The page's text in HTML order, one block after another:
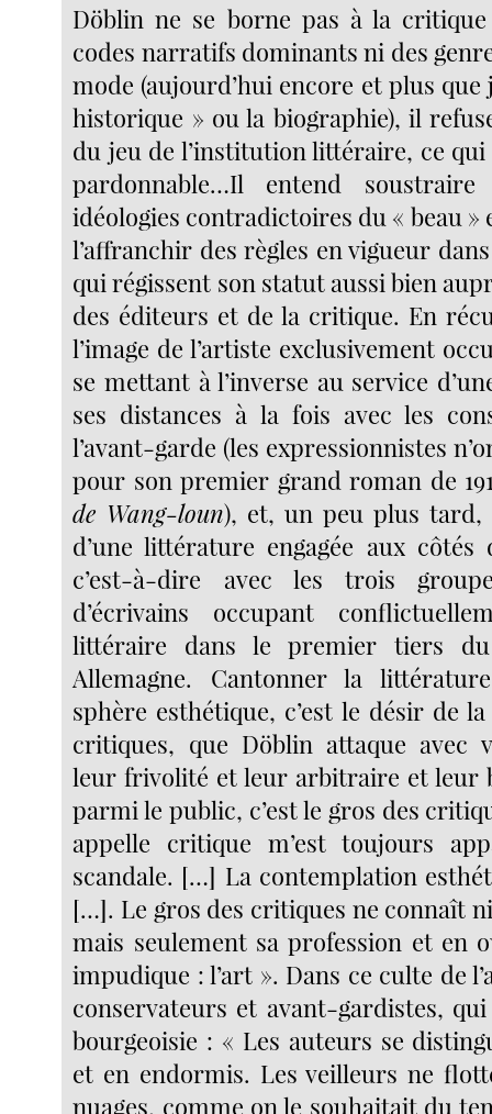
Döblin ne se borne pas à la critique
codes narratifs dominants ni des
mode (aujourd’hui encore et plus que
historique » ou la biographie), il
du jeu de l’institution littéraire, ce
pardonnable…Il entend
idéologies contradictoires du « beau »
l’affranchir des règles en vigueur
qui régissent son statut aussi bien
des éditeurs et de la critique. En
l’image de l’artiste exclusivement
se mettant à l’inverse au service
ses distances à la fois avec les
l’avant-garde (les expressionnistes
pour son premier grand roman de
de Wang-loun), et, un peu plus tard,
d’une littérature engagée aux
c’est-à-dire avec les trois
d’écrivains occupant
littéraire dans le premier tiers
Allemagne. Cantonner la
sphère esthétique, c’est le désir de
critiques, que Döblin attaque avec
leur frivolité et leur arbitraire et leur
parmi le public, c’est le gros des
appelle critique m’est toujours
scandale. […] La contemplation
[…]. Le gros des critiques ne connaît
mais seulement sa profession et en
impudique : l’art ». Dans ce culte de
conservateurs et avant-gardistes,
bourgeoisie : « Les auteurs se
et en endormis. Les veilleurs ne
nuages, comme on le souhaitait du